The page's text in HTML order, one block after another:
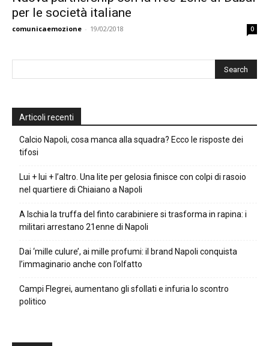
per le società italiane
comunicaemozione - 19/02/2018 0
Articoli recenti
Calcio Napoli, cosa manca alla squadra? Ecco le risposte dei
tifosi
Lui + lui + l’altro. Una lite per gelosia finisce con colpi di rasoio
nel quartiere di Chiaiano a Napoli
A Ischia la truffa del finto carabiniere si trasforma in rapina: i
militari arrestano 21enne di Napoli
Dai ‘mille culure’, ai mille profumi: il brand Napoli conquista
l’immaginario anche con l’olfatto
Campi Flegrei, aumentano gli sfollati e infuria lo scontro
politico